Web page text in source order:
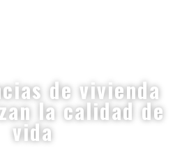
de vivienda
la calidad de
vida